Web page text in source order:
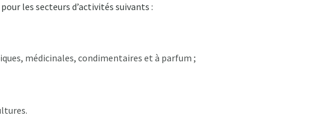
les secteurs d’activités suivants :
médicinales, condimentaires et à parfum ;